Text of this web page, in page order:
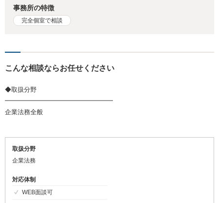
事務所の特徴
完全個室で相談
こんな相談ならお任せください
◆取扱分野
━━━━━━━━━━━━━━━━━
企業法務全般
取扱分野
企業法務
対応体制
WEB面談可